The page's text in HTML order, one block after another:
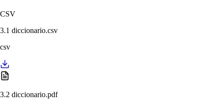
CSV
3.1 diccionario.csv
csv
3.2 diccionario.pdf